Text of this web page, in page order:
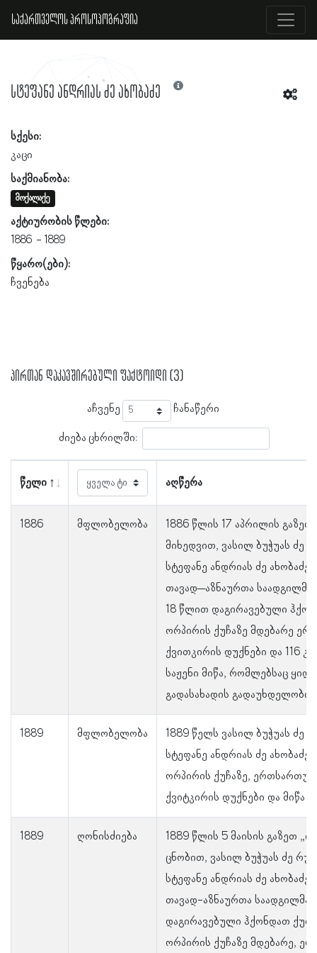
საქართველოს პროსოპოგრაფია
სტეფანე ანდრიას ძე ახობაძე
სქესი:
კაცი
საქმიანობა:
მოქალაქე
აქტიურობის წლები:
1886
1889
წყარო(ები):
ჩვენება
პირთან დაკავშირებული ფაქტოიდი (3)
აჩვენე ჩანაწერი
ძიება ცხრილში:
წელი აღწერა
1886 მფლობელობა
1886 წლის 17 აპრილის გაზეთ
მიხედვით, ვასილ ბუჭუას ძე
სტეფანე ანდრიას ძე
თავად–აზნაურთა
18 წლით დაგირავებული
ორპირის ქუჩაზე მდებარე
ქვითკირის დუქნები და 116
საჟენი მიწა, რომლებსაც
გადასახადის
1889 მფლობელობა
1889 წელს ვასილ ბუჭუას ძე
სტეფანე ანდრიას ძე
ორპირის ქუჩაზე,
ქვიტკირის დუქნები და მიწა
1889 ღონისძიება
1889 წლის 5 მაისის გაზეთ
ცნობით, ვასილ ბუჭუას ძე
სტეფანე ანდრიას ძე
თავად-აზნაურთა
დაგირავებული ჰქონდათ
ორპირის ქუჩაზე მდებარე,